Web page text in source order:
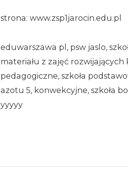
strona: www.zsp1jarocin.edu.pl
eduwarszawa pl, psw jaslo,
materiału z zajęć
pedagogiczne, szkoła
azotu 5, konwekcyjne, szkoła
yyyyy